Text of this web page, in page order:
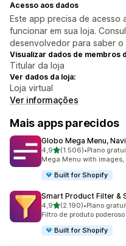
Acesso aos dados
Este app precisa de acesso
funcionar em sua loja.
desenvolvedor para saber o
Visualizar dados de membros
Titular da loja
Ver dados da loja:
Loja virtual
Ver informações
Mais apps parecidos
Globo Mega Menu,
4,9de 5 estrelas
(1.506)
1506 avaliações ao todo
•Plano
Mega Menu with
Built for Shopify
Smart Product Filter &
4,9de 5 estrelas
(2.190)
2190 avaliações ao todo
•Plano
Filtro de produto
Built for Shopify